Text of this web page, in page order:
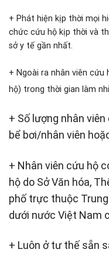
+ Phát hiện kịp thời mọi
chức cứu hộ kịp thời và
sở y tế gần nhất.
+ Ngoài ra nhân viên
hộ) trong thời gian làm
+ Số lượng nhân
bể bơi/nhân viên
+ Nhân viên cứu hộ
hộ do Sở Văn hóa,
phố trực thuộc
dưới nước Việt Nam
+ Luôn ở tư thế sẵn